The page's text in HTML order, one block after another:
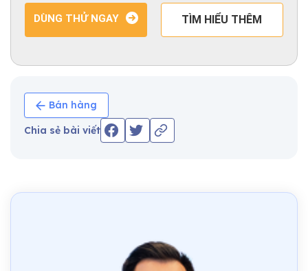
DÙNG THỬ NGAY TÌM HIỂU THÊM
Bán hàng
Chia sẻ bài viết